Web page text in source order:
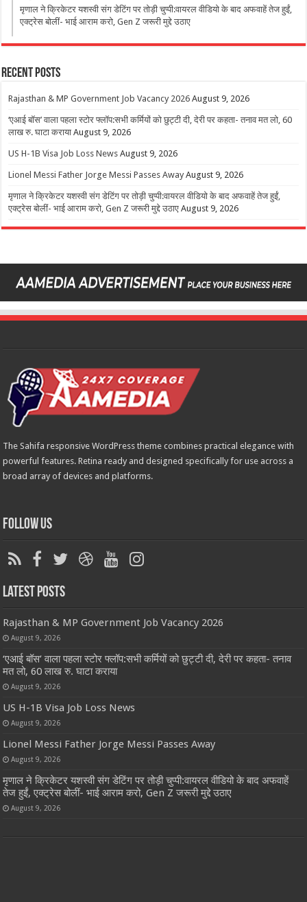
मृणाल ने क्रिकेटर यशस्वी संग डेटिंग पर तोड़ी चुप्पी:वायरल वीडियो के बाद अफवाहें तेज हुईं,
एक्ट्रेस बोलीं- भाई आराम करो, Gen Z जरूरी मुद्दे उठाए
Recent Posts
Rajasthan & MP Government Job Vacancy 2026 August 9, 2026
‘एआई बॉस’ वाला पहला स्टोर फ्लॉप:सभी कर्मियों को छुट्टी दी, देरी पर कहता- तनाव मत लो, 60
लाख रु. घाटा कराया August 9, 2026
US H-1B Visa Job Loss News August 9, 2026
Lionel Messi Father Jorge Messi Passes Away August 9, 2026
मृणाल ने क्रिकेटर यशस्वी संग डेटिंग पर तोड़ी चुप्पी:वायरल वीडियो के बाद अफवाहें तेज हुईं,
एक्ट्रेस बोलीं- भाई आराम करो, Gen Z जरूरी मुद्दे उठाए August 9, 2026
The Sahifa responsive WordPress theme combines practical elegance with
powerful features. Retina ready and designed specifically for use across a
broad array of devices and platforms.
Follow Us
Latest Posts
Rajasthan & MP Government Job Vacancy 2026
August 9, 2026
‘एआई बॉस’ वाला पहला स्टोर फ्लॉप:सभी कर्मियों को छुट्टी दी, देरी पर कहता- तनाव
मत लो, 60 लाख रु. घाटा कराया
August 9, 2026
US H-1B Visa Job Loss News
August 9, 2026
Lionel Messi Father Jorge Messi Passes Away
August 9, 2026
मृणाल ने क्रिकेटर यशस्वी संग डेटिंग पर तोड़ी चुप्पी:वायरल वीडियो के बाद अफवाहें
तेज हुईं, एक्ट्रेस बोलीं- भाई आराम करो, Gen Z जरूरी मुद्दे उठाए
August 9, 2026